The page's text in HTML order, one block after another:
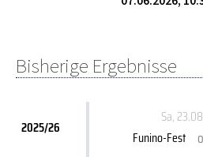
Bisherige Ergebnisse
2025/26
Sa,
Funino-Fest